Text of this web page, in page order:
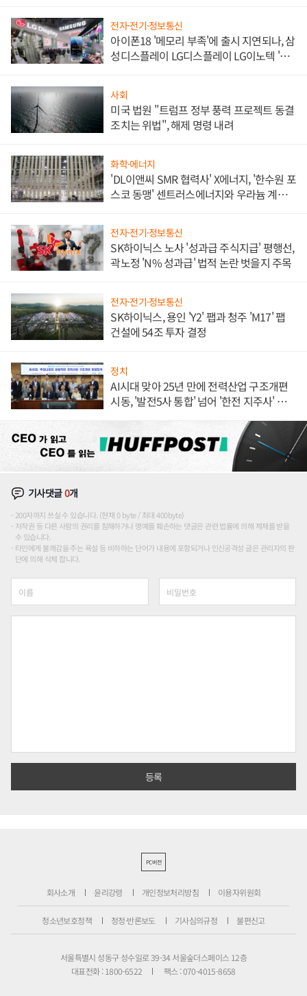
전자·전기·정보통신
아이폰18 '메모리 부족'에 출시 지연되나, 삼
성디스플레이 LG디스플레이 LG이노텍 '탈
사회
미국 법원 "트럼프 정부 풍력 프로젝트 동결
조치는 위법", 해제 명령 내려
화학·에너지
'DL이앤씨 SMR 협력사' X에너지, '한수원 포
스코 동맹' 센트러스에너지와 우라늄 계약
전자·전기·정보통신
SK하이닉스 노사 '성과급 주식지급' 평행선,
곽노정 'N% 성과급' 법적 논란 벗을지 주목
전자·전기·정보통신
SK하이닉스, 용인 'Y2' 팹과 청주 'M17' 팹
건설에 54조 투자 결정
정치
AI시대 맞아 25년 만에 전력산업 구조개편
시동, '발전5사 통합' 넘어 '한전 지주사' 재편
기사댓글0개
200자까지 쓰실 수 있습니다. (현재 0 byte / 최대 400byte)
저작권 등 다른 사람의 권리를 침해하거나 명예를 훼손하는 댓글은 관련 법률에 의해 제재를 받을
수 있습니다.
타인에게 불쾌감을 주는 욕설 등 비하하는 단어가 내용에 포함되거나 인신공격성 글은 관리자의 판
단에 의해 삭제 합니다.
PC버전
회사소개 윤리강령 개인정보처리방침 이용자위원회
청소년보호정책 정정·반론보도 기사심의규정 불편신고
서울특별시 성동구 성수일로 39-34 서울숲더스페이스 12층
대표전화 : 1800-6522
팩스 : 070-4015-8658